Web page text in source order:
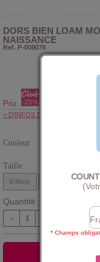
DORS BIEN LOAM
NAISSANCE
Ref. P-009076
Prix
+ D'INFOS SUR LE CLUB
Couleur :
Taille :
0 Mois 3
Quantité :
-
* Champs